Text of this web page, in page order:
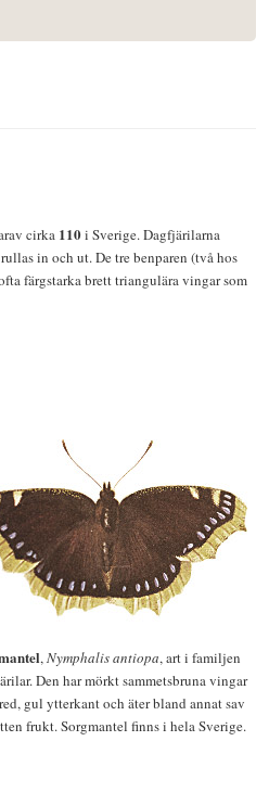
cirka 110i Sverige. Dagfjärilarna
in och ut. De tre benparen (två hos
färgstarka brett triangulära vingar som
,Nymphalis antiopa, art i familjen
Den har mörkt sammetsbruna vingar
gul ytterkant och äter bland annat sav
frukt. Sorgmantel finns i hela Sverige.